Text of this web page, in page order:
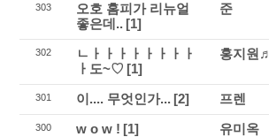
303
오호 홈피가 리뉴얼
좋은데.. [1]
준
302
ㄴㅏㅏㅏㅏㅏㅏㅏㅏ
ㅏ도~♡ [1]
홍지원♬
301 이.... 무엇인가... [2] 프렌
300 w o w ! [1] 유미옥